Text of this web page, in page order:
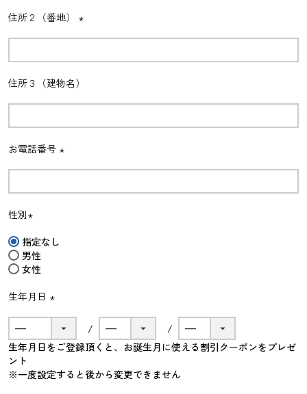
住所２（番地）
(必
住所３（建物名）
お電話番号
(必
性別
須)
指定なし
男性
女性
生年月日
(必
須)
生年月日をご登録頂くと、お誕生月に使える割引クーポンをプレゼ
ント
※一度設定すると後から変更できません